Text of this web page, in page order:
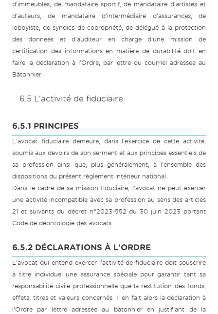
d'immeubles, de mandataire sportif, de mandataire d'artistes et
d'auteurs, de mandataire d'intermédiaire d'assurances, de
lobbyiste, de syndics de copropriété, de délégué à la protection
des données et d'auditeur en charge d'une mission de
certification des informations en matière de durabilité doit en
faire la déclaration à l'Ordre, par lettre ou courriel adressée au
Bâtonnier.
6.5 L'activité de fiduciaire
6.5.1 PRINCIPES
L'avocat fiduciaire demeure, dans l'exercice de cette activité,
soumis aux devoirs de son serment et aux principes essentiels de
sa profession ainsi que, plus généralement, à l'ensemble des
dispositions du présent règlement intérieur national.
Dans le cadre de sa mission fiduciaire, l'avocat ne peut exercer
une activité incompatible avec sa profession au sens des articles
21 et suivants du décret n°2023-552 du 30 juin 2023 portant
Code de déontologie des avocats.
6.5.2 DÉCLARATIONS À L'ORDRE
L'avocat qui entend exercer l'activité de fiduciaire doit souscrire
à titre individuel une assurance spéciale pour garantir tant sa
responsabilité civile professionnelle que la restitution des fonds,
effets, titres et valeurs concernés. Il en fait alors la déclaration à
l'Ordre par lettre adressée au bâtonnier en justifiant de la